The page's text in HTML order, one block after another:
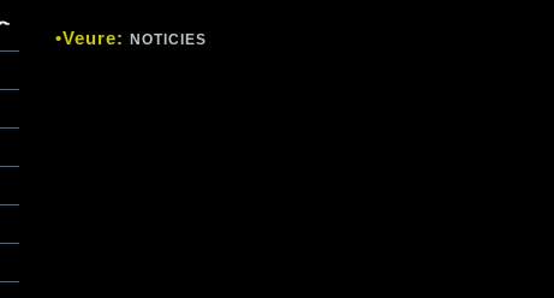
•Veure: NOTICIES